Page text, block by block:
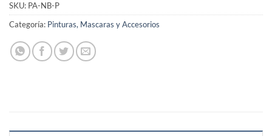
SKU: PA-NB-P
Categoría: Pinturas, Mascaras y Accesorios